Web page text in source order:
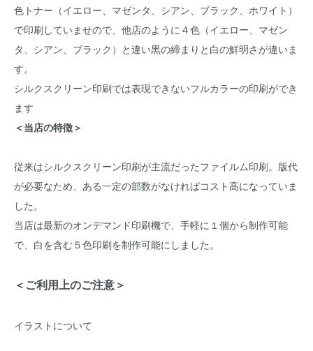
色トナー（イエロー、マゼンタ、シアン、ブラック、ホワイト）
で印刷していませので、他店のように４色（イエロー、マゼン
タ、シアン、ブラック）と違い黒の締まりと白の鮮明さが違いま
す。
シルクスクリーン印刷では表現できないフルカラーの印刷ができ
ます
＜当店の特徴＞
従来はシルクスクリーン印刷が主流だったファイルム印刷。版代
が必要なため、ある一定の部数がなければコスト高になっていま
した。
当店は最新のオンデマンド印刷機で、手軽に１個から制作可能
で、白を含む５色印刷を制作可能にしました。
＜ご利用上のご注意＞
イラストについて